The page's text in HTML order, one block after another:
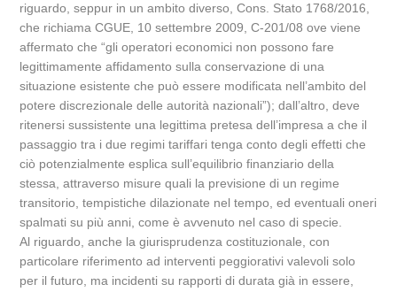
riguardo, seppur in un ambito diverso, Cons. Stato 1768/2016,
che richiama CGUE, 10 settembre 2009, C-201/08 ove viene
affermato che “gli operatori economici non possono fare
legittimamente affidamento sulla conservazione di una
situazione esistente che può essere modificata nell’ambito del
potere discrezionale delle autorità nazionali”); dall’altro, deve
ritenersi sussistente una legittima pretesa dell’impresa a che il
passaggio tra i due regimi tariffari tenga conto degli effetti che
ciò potenzialmente esplica sull’equilibrio finanziario della
stessa, attraverso misure quali la previsione di un regime
transitorio, tempistiche dilazionate nel tempo, ed eventuali oneri
spalmati su più anni, come è avvenuto nel caso di specie.
Al riguardo, anche la giurisprudenza costituzionale, con
particolare riferimento ad interventi peggiorativi valevoli solo
per il futuro, ma incidenti su rapporti di durata già in essere,